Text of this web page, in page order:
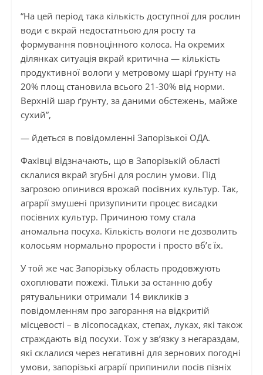
“На цей період така кількість доступної для рослин
води є вкрай недостатньою для росту та
формування повноцінного колоса. На окремих
ділянках ситуація вкрай критична — кількість
продуктивної вологи у метровому шарі ґрунту на
20% площ становила всього 21-30% від норми.
Верхній шар ґрунту, за даними обстежень, майже
сухий”,
— йдеться в повідомленні Запорізької ОДА.
Фахівці відзначають, що в Запорізькій області
склалися вкрай згубні для рослин умови. Під
загрозою опинився врожай посівних культур. Так,
аграрії змушені призупинити процес висадки
посівних культур. Причиною тому стала
аномальна посуха. Кількість вологи не дозволить
колосьям нормально прорости і просто вб’є їх.
У той же час Запорізьку область продовжують
охоплювати пожежі. Тільки за останню добу
рятувальники отримали 14 викликів з
повідомленням про загорання на відкритій
місцевості – в лісопосадках, степах, луках, які також
страждають від посухи. Тож у зв’язку з негараздам,
які склалися через негативні для зернових погодні
умови, запорізькі аграрії припинили посів пізніх